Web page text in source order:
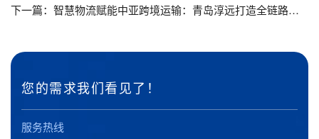
下一篇： 智慧物流赋能中亚跨境运输：青岛淳远打造全链路服务新标杆_青岛海运出口公司排名_青岛设备报关公司_青岛设备清关哪家好
您的需求我们看见了！
服务热线